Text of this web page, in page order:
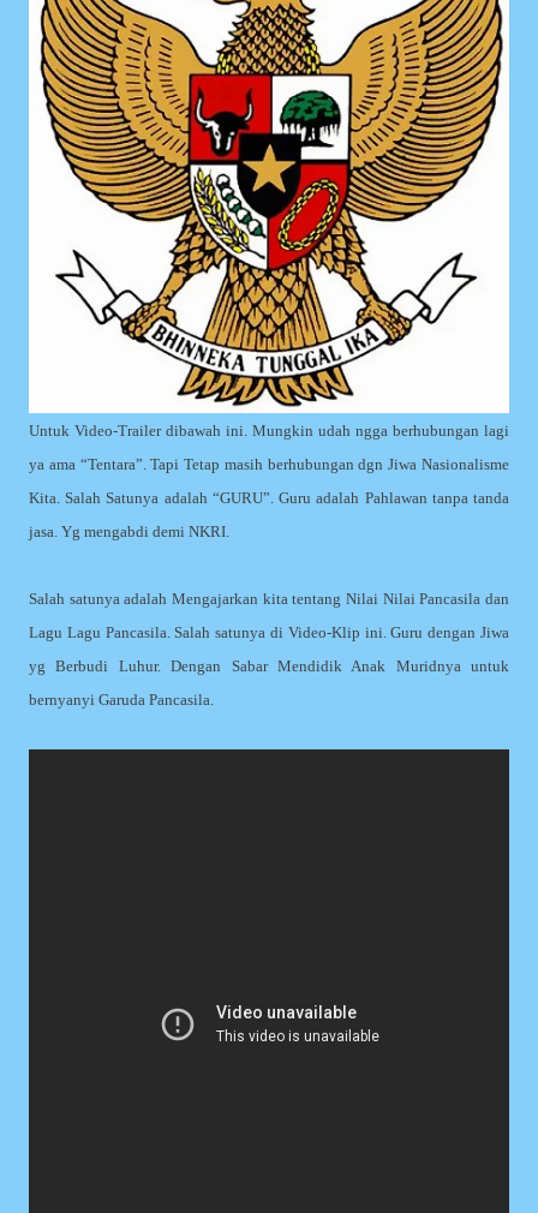
Untuk Video-Trailer dibawah ini. Mungkin udah ngga berhubungan lagi
ya ama “Tentara”. Tapi Tetap masih berhubungan dgn Jiwa Nasionalisme
Kita. Salah Satunya adalah “GURU”. Guru adalah Pahlawan tanpa tanda
jasa. Yg mengabdi demi NKRI.
Salah satunya adalah Mengajarkan kita tentang Nilai Nilai Pancasila dan
Lagu Lagu Pancasila. Salah satunya di Video-Klip ini. Guru dengan Jiwa
yg Berbudi Luhur. Dengan Sabar Mendidik Anak Muridnya untuk
bernyanyi Garuda Pancasila.